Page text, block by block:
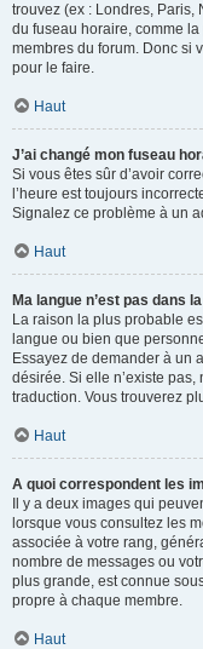
trouvez (ex : Londres, Paris,
du fuseau horaire, comme la
membres du forum. Donc si
pour le faire.
Haut
J’ai changé mon fuseau
Si vous êtes sûr d’avoir
l’heure est toujours
Signalez ce problème à un
Haut
Ma langue n’est pas dans
La raison la plus probable
langue ou bien que
Essayez de demander à un
désirée. Si elle n’existe
traduction. Vous trouverez
Haut
A quoi correspondent les
Il y a deux images qui
lorsque vous consultez les
associée à votre rang,
nombre de messages ou
plus grande, est connue
propre à chaque membre.
Haut